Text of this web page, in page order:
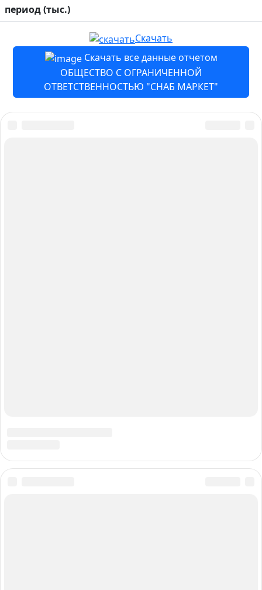
период (тыс.)
Скачать
Скачать все данные отчетом
ОБЩЕСТВО С ОГРАНИЧЕННОЙ
ОТВЕТСТВЕННОСТЬЮ "СНАБ МАРКЕТ"